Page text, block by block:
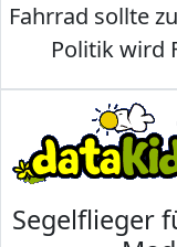
Fahrrad sollte
Politik wird
Segelflieger